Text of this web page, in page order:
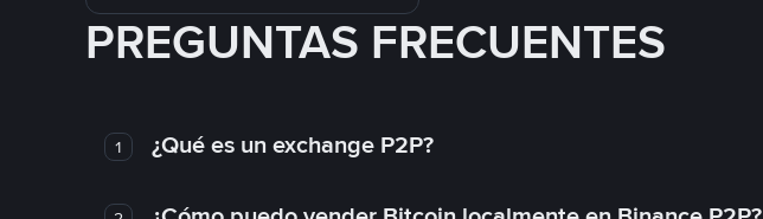
PREGUNTAS FRECUENTES
1 ¿Qué es un exchange P2P?